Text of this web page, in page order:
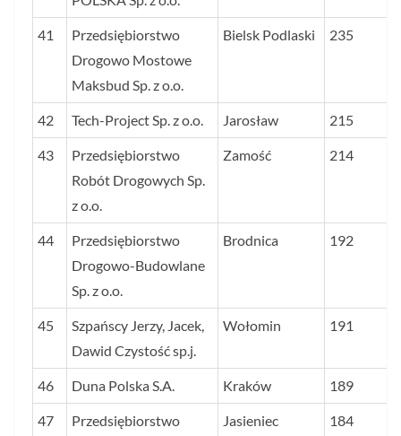
41
Przedsiębiorstwo
Drogowo Mostowe
Maksbud Sp. z o.o.
Bielsk Podlaski 235
42 Tech-Project Sp. z o.o. Jarosław 215
43
Przedsiębiorstwo
Robót Drogowych Sp.
z o.o.
Zamość 214
44
Przedsiębiorstwo
Drogowo-Budowlane
Sp. z o.o.
Brodnica 192
45
Szpańscy Jerzy, Jacek,
Dawid Czystość sp.j.
Wołomin 191
46 Duna Polska S.A. Kraków 189
47
Przedsiębiorstwo
Jasieniec 184